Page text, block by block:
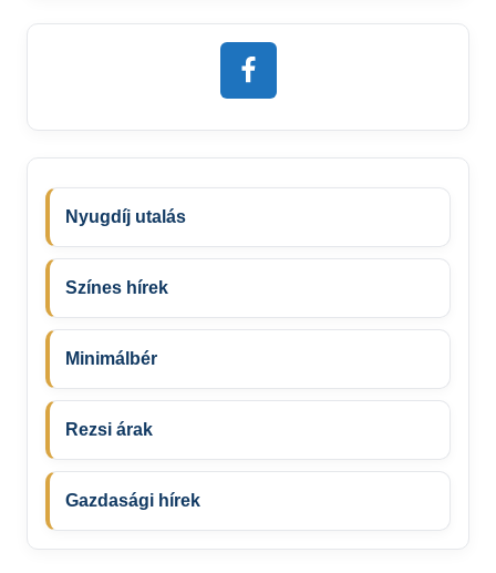
Nyugdíj utalás
Színes hírek
Minimálbér
Rezsi árak
Gazdasági hírek